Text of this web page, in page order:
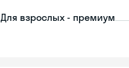
Для взрослых - премиум